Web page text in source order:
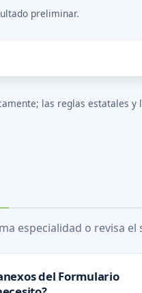
preliminar.
las reglas estatales
especialidad o revisa
del Formulario